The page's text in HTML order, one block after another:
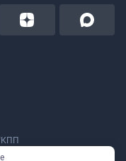
КПП